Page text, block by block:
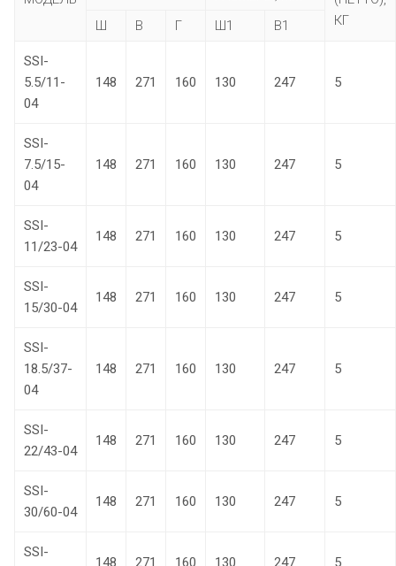
КГ
Ш В Г Ш1 В1
SSI-
5.5/11-
04
148 271 160 130 247 5
SSI-
7.5/15-
04
148 271 160 130 247 5
SSI-
11/23-04
148 271 160 130 247 5
SSI-
15/30-04
148 271 160 130 247 5
SSI-
18.5/37-
04
148 271 160 130 247 5
SSI-
22/43-04
148 271 160 130 247 5
SSI-
30/60-04
148 271 160 130 247 5
SSI-
148 271 160 130 247 5